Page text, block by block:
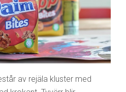
av rejäla kluster med